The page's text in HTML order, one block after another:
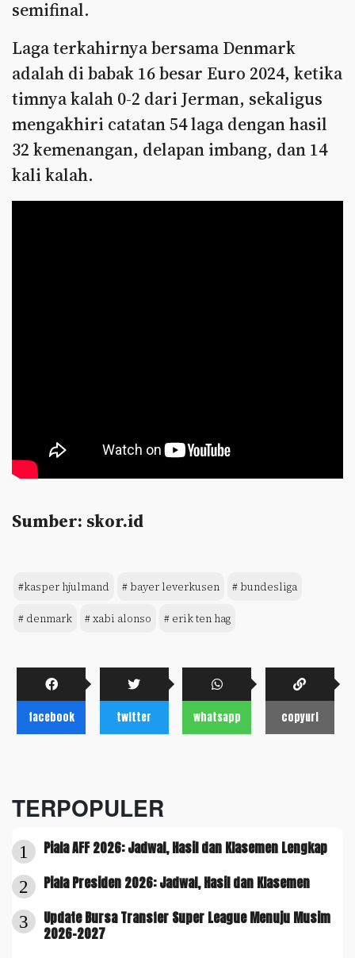
semifinal.
Laga terkahirnya bersama Denmark
adalah di babak 16 besar Euro 2024, ketika
timnya kalah 0-2 dari Jerman, sekaligus
mengakhiri catatan 54 laga dengan hasil
32 kemenangan, delapan imbang, dan 14
kali kalah.
Sumber: skor.id
#kasper hjulmand # bayer leverkusen # bundesliga
# denmark # xabi alonso # erik ten hag
facebook twitter whatsapp copyurl
TERPOPULER
1 Piala AFF 2026: Jadwal, Hasil dan Klasemen Lengkap
2 Piala Presiden 2026: Jadwal, Hasil dan Klasemen
3
Update Bursa Transfer Super League Menuju Musim
2026-2027